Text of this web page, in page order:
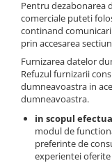
Pentru dezabonarea
comerciale puteti
continand
prin accesarea
Furnizarea datelor
Refuzul furnizarii
dumneavoastra in
dumneavoastra.
in scopul
modul de
preferinte de
experientei oferite